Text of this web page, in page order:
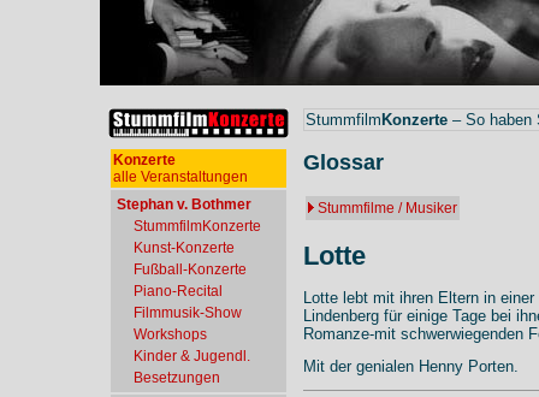
Konzerte
alle Veranstaltungen
Stephan v. Bothmer
StummfilmKonzerte
Kunst-Konzerte
Fußball-Konzerte
Piano-Recital
Filmmusik-Show
Workshops
Kinder & Jugendl.
Besetzungen
Stummfilm Konzerte – So haben
Glossar
Stummfilme / Musiker
Lotte
Lotte lebt mit ihren Eltern in
Lindenberg für einige Tage bei
Romanze-mit schwerwiegenden
Mit der genialen Henny Porten.